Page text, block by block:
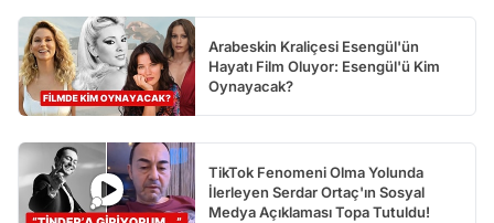
Arabeskin Kraliçesi Esengül'ün
Hayatı Film Oluyor: Esengül'ü Kim
Oynayacak?
TikTok Fenomeni Olma Yolunda
İlerleyen Serdar Ortaç'ın Sosyal
Medya Açıklaması Topa Tutuldu!